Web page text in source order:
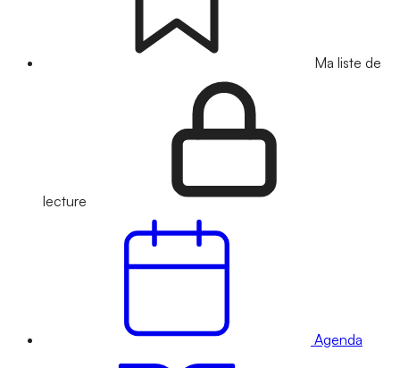
Ma liste de
lecture
Agenda